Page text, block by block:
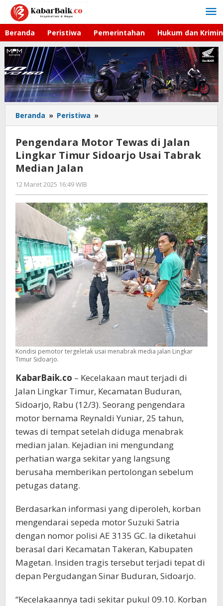
Lewati
konten
Beranda Peristiwa Pemerintahan Hukum dan
Beranda » Peristiwa »
Motor
di
Jalan
Tabrak
Median
Jalan
Pengendara Motor Tewas di Jalan
Lingkar Timur Sidoarjo Usai Tabrak
Median Jalan
12 Maret 2025 16:49 WIB
Gagah
Saputra
Kondisi pemotor tergeletak usai menabrak media jalan Lingkar
Timur Sidoarjo.
KabarBaik.co – Kecelakaan maut terjadi di
Jalan Lingkar Timur, Kecamatan Buduran,
Sidoarjo, Rabu (12/3). Seorang pengendara
motor bernama Reynaldi Yuniar, 25 tahun,
tewas di tempat setelah diduga menabrak
median jalan. Kejadian ini mengundang
perhatian warga sekitar yang langsung
berusaha memberikan pertolongan sebelum
petugas datang.
Berdasarkan informasi yang diperoleh, korban
mengendarai sepeda motor Suzuki Satria
dengan nomor polisi AE 3135 GC. Ia diketahui
berasal dari Kecamatan Takeran, Kabupaten
Magetan. Insiden tragis tersebut terjadi tepat di
depan Pergudangan Sinar Buduran, Sidoarjo.
“Kecelakaannya tadi sekitar pukul 09.10. Korban